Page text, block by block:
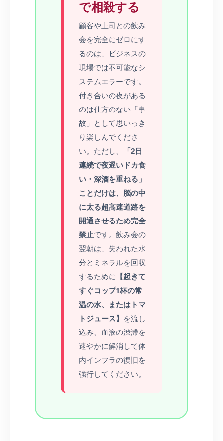
で相殺する
顧客や上司との飲み
会を完全にゼロにす
るのは、ビジネスの
現場では不可能なシ
ステムエラーです。
付き合いの夜がある
のは仕方のない「事
故」として思いっき
り楽しんでくださ
い。ただし、
「2日
連続で夜遅いドカ食
い・深酒を重ねる」
ことだけは、脳の中
に太る超高速道路を
開通させるため完全
禁止です。飲み会の
翌朝は、失われた水
分とミネラルを回収
するために 【起きて
すぐコップ1杯の常
温の水、またはトマ
トジュース】 を流し
込み、血液の渋滞を
速やかに解消して体
内インフラの復旧を
強行してください。